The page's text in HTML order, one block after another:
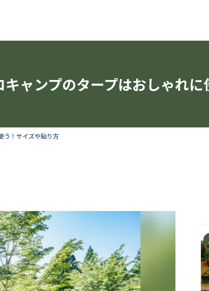
キャンプのタープはおしゃれ
う！サイズや貼り方